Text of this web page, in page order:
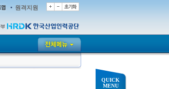
원격지원
QUICK
MENU